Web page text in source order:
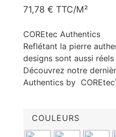
71,78 € TTC/M²
COREtec Authentics
Reflétant la pierre
designs sont aussi
Découvrez notre
Authentics by COREtec
COULEURS